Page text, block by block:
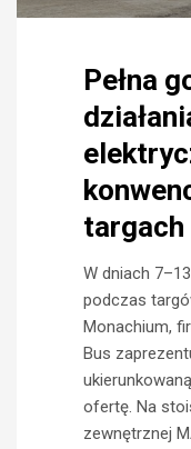
Pełna
targach
W dniach
podczas
Monachium,
Bus
ofertę. Na
zewnętrznej